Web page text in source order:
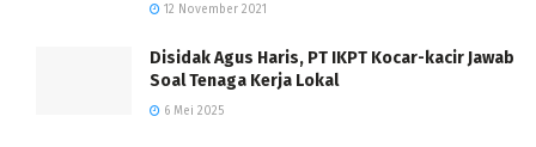
12 November 2021
Disidak Agus Haris, PT IKPT Kocar-kacir Jawab
Soal Tenaga Kerja Lokal
6 Mei 2025